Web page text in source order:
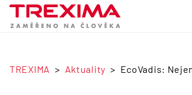
TREXIMA Aktuality EcoVadis: